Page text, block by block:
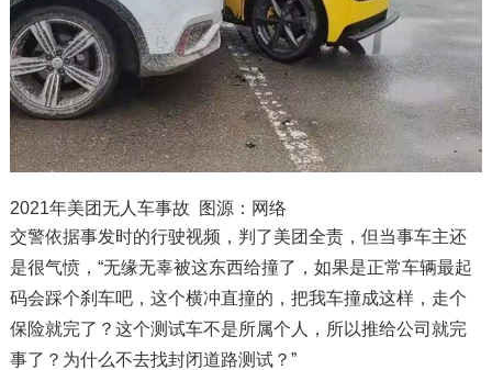
2021年美团无人车事故 图源：网络
交警依据事发时的行驶视频，判了美团全责，但当事车主还
是很气愤，“无缘无辜被这东西给撞了，如果是正常车辆最起
码会踩个刹车吧，这个横冲直撞的，把我车撞成这样，走个
保险就完了？这个测试车不是所属个人，所以推给公司就完
事了？为什么不去找封闭道路测试？”